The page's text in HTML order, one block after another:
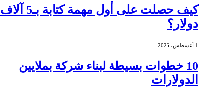
كيف حصلت على أول مهمة كتابة بـ5 آلاف
دولار؟
1 أغسطس، 2026
10 خطوات بسيطة لبناء شركة بملايين
الدولارات